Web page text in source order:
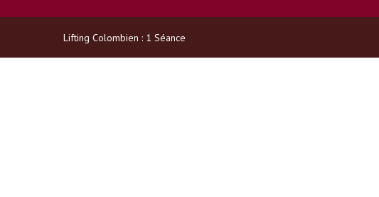
Lifting Colombien : 1 Séance